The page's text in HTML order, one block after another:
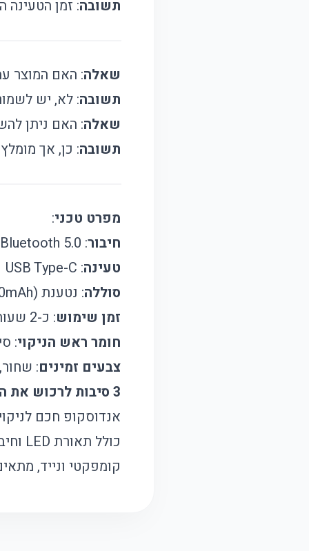
תשובה: זמן הטעינה
שאלה: האם המוצר
תשובה: לא, יש
שאלה: האם ניתן
תשובה: כן, אך
מפרט טכני:
חיבור: Bluetooth 5.0
טעינה: USB Type-C
סוללה: נטענת (500mAh)
זמן שימוש: כ-2 שעות
חומר ראש הניקוי:
צבעים זמינים:
3 סיבות לרכוש את המוצר הזה
אנדוסקופ חכם
כולל תאורת LED וחיבור אלחוטי, לצפייה ברורה וחוויית ניקוי מקצועית.
קומפקטי ונייד,